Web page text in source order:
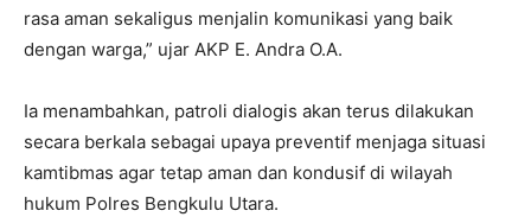
rasa aman sekaligus menjalin komunikasi yang baik
dengan warga,” ujar AKP E. Andra O.A.
Ia menambahkan, patroli dialogis akan terus dilakukan
secara berkala sebagai upaya preventif menjaga situasi
kamtibmas agar tetap aman dan kondusif di wilayah
hukum Polres Bengkulu Utara.